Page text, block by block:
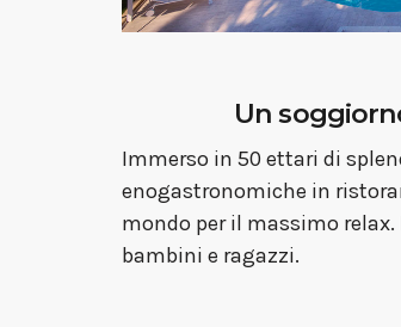
Un
Immerso in 50 ettari di
enogastronomiche in
mondo per il massimo
bambini e ragazzi.